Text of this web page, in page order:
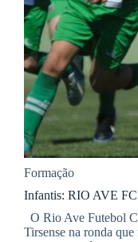
Formação
Infantis: RIO AVE FC
O Rio Ave Futebol
Tirsense na ronda